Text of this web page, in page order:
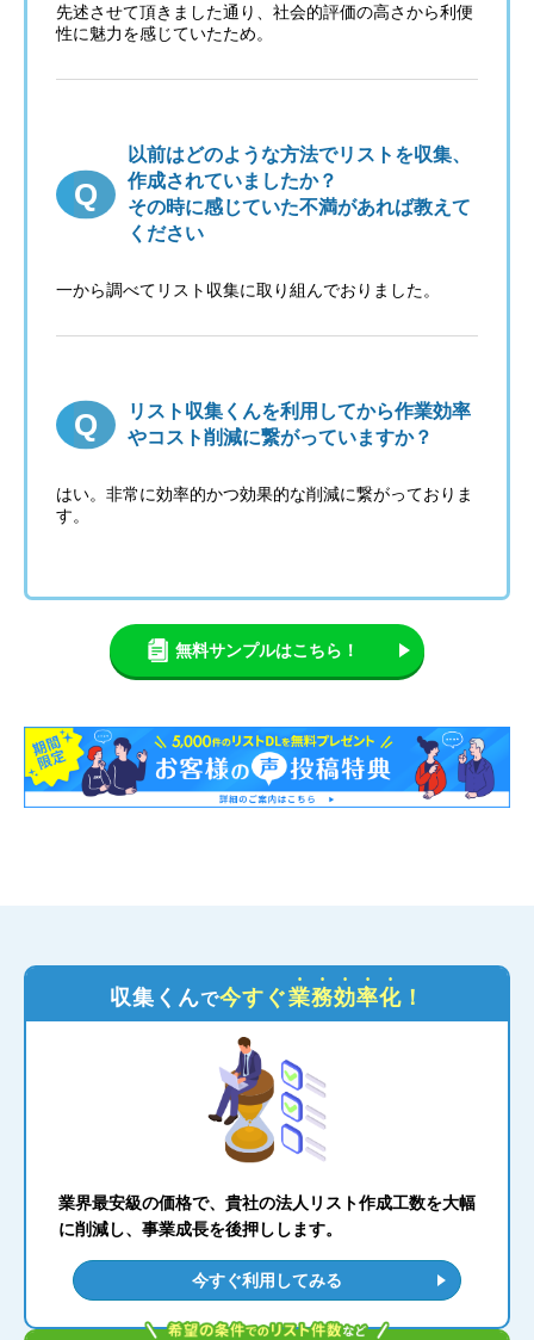
先述させて頂きました通り、社会的評価の高さから利便
性に魅力を感じていたため。
以前はどのような方法でリストを収集、
作成されていましたか？
その時に感じていた不満があれば教えて
ください
一から調べてリスト収集に取り組んでおりました。
リスト収集くんを利用してから作業効率
やコスト削減に繋がっていますか？
はい。非常に効率的かつ効果的な削減に繋がっておりま
す。
無料サンプルはこちら！
収集くんで今すぐ業務効率化！
業界最安級の価格で、貴社の法人リスト作成工数を大幅
に削減し、事業成長を後押しします。
今すぐ利用してみる